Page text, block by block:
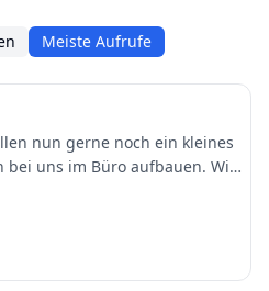
Meiste Aufrufe
uns im Büro aufbauen. Wie
wirklich gute Raumakustik?